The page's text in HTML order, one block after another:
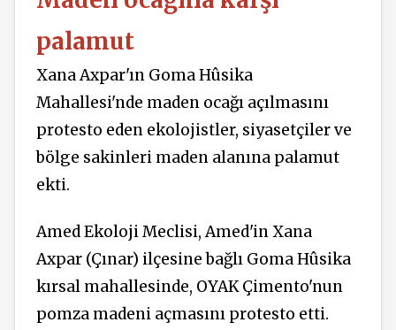
palamut
Xana Axpar'ın Goma Hûsika
Mahallesi'nde maden ocağı açılmasını
protesto eden ekolojistler, siyasetçiler ve
bölge sakinleri maden alanına palamut
ekti.
Amed Ekoloji Meclisi, Amed'in Xana
Axpar (Çınar) ilçesine bağlı Goma Hûsika
kırsal mahallesinde, OYAK Çimento'nun
pomza madeni açmasını protesto etti.